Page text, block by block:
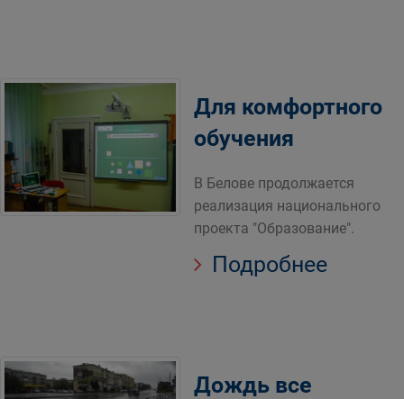
Для комфортного
обучения
В Белове продолжается
реализация национального
проекта "Образование".
Подробнее
Дождь все